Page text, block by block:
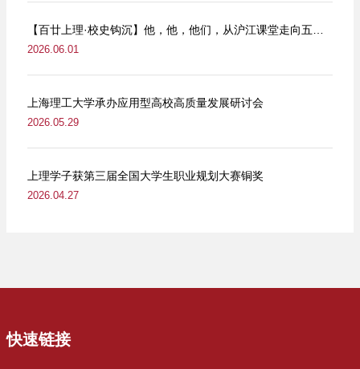
2026.06.01
上海理工大学承办应用型高校高质量发展研讨会
2026.05.29
上理学子获第三届全国大学生职业规划大赛铜奖
2026.04.27
快速链接